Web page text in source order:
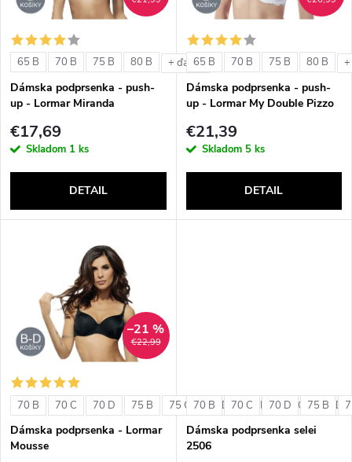
i
e
p
r
d
t
o
v
i
s
p
r
o
d
t
o
v
65 B 70 B 75 B 80 B + ďalšie
Dámska podprsenka - push-
up - Lormar Miranda
€17,69
Skladom 1 ks
DETAIL
65 B 70 B 75 B 80 B
Dámska podprsenka - push-
up - Lormar My Double Pizzo
€21,39
Skladom 5 ks
DETAIL
€22,99
–21 %
70 B 70 C 70 D 75 B 75 C 75 D 80 B 80 C 80 D
Dámska podprsenka - Lormar
Mousse
70 B 70 C 70 D 75 B
Dámska podprsenka selei
2506